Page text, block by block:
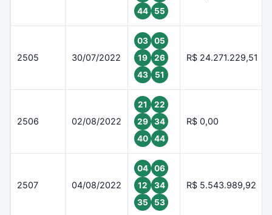
44
55
2505 30/07/2022
03
05
19
26
43
51
R$ 24.271.229,51
2506 02/08/2022
21
22
29
34
40
44
R$ 0,00
2507 04/08/2022
04
06
12
34
35
53
R$ 5.543.989,92